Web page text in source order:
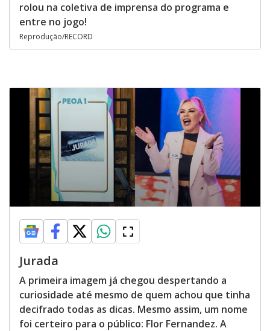
rolou na coletiva de imprensa do programa e
entre no jogo!
Reprodução/RECORD
Jurada
A primeira imagem já chegou despertando a
curiosidade até mesmo de quem achou que tinha
decifrado todas as dicas. Mesmo assim, um nome
foi certeiro para o público: Flor Fernandez. A